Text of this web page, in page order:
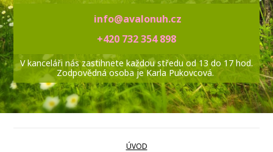
info@avalonuh.cz
+420 732 354 898
V kanceláři nás zastihnete každou středu od 13 do 17 hod.
Zodpovědná osoba je Karla Pukovcová.
ÚVOD